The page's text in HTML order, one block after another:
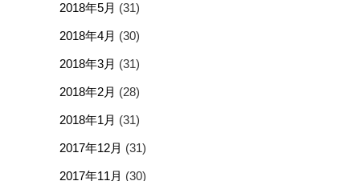
2018年5月 (31)
2018年4月 (30)
2018年3月 (31)
2018年2月 (28)
2018年1月 (31)
2017年12月 (31)
2017年11月 (30)